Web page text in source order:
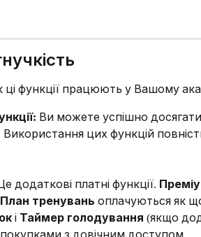
ці функції працюють у Вашому
Ви можете успішно
цих функцій
Це додаткові платні функції.
План тренувань оплачуються як
і Таймер голодування (якщо